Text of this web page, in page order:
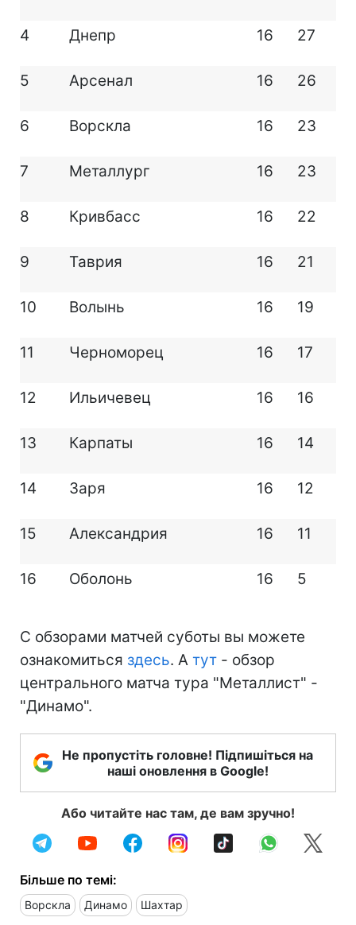
4 Днепр 16 27
5 Арсенал 16 26
6 Ворскла 16 23
7 Металлург 16 23
8 Кривбасс 16 22
9 Таврия 16 21
10 Волынь 16 19
11 Черноморец 16 17
12 Ильичевец 16 16
13 Карпаты 16 14
14 Заря 16 12
15 Александрия 16 11
16 Оболонь 16 5
С обзорами матчей суботы вы можете
ознакомиться здесь. А тут - обзор
центрального матча тура "Металлист" -
"Динамо".
Не пропустіть головне! Підпишіться на
наші оновлення в Google!
Або читайте нас там, де вам зручно!
Більше по темі:
Ворскла Динамо Шахтар